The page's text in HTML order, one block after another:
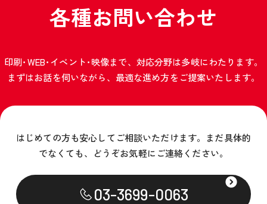
各種お問い合わせ
印刷･WEB･イベント･映像まで、対応分野は多岐にわたります。
まずはお話を伺いながら、最適な進め方をご提案いたします。
はじめての方も安心してご相談いただけます。 まだ具体的
でなくても、どうぞお気軽にご連絡ください。
03-3699-0063